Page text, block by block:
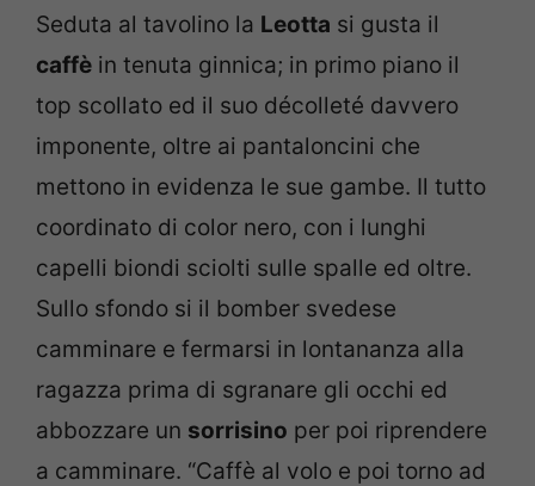
Seduta al tavolino la Leotta si gusta il
caffè in tenuta ginnica; in primo piano il
top scollato ed il suo décolleté davvero
imponente, oltre ai pantaloncini che
mettono in evidenza le sue gambe. Il tutto
coordinato di color nero, con i lunghi
capelli biondi sciolti sulle spalle ed oltre.
Sullo sfondo si il bomber svedese
camminare e fermarsi in lontananza alla
ragazza prima di sgranare gli occhi ed
abbozzare un sorrisino per poi riprendere
a camminare. “Caffè al volo e poi torno ad